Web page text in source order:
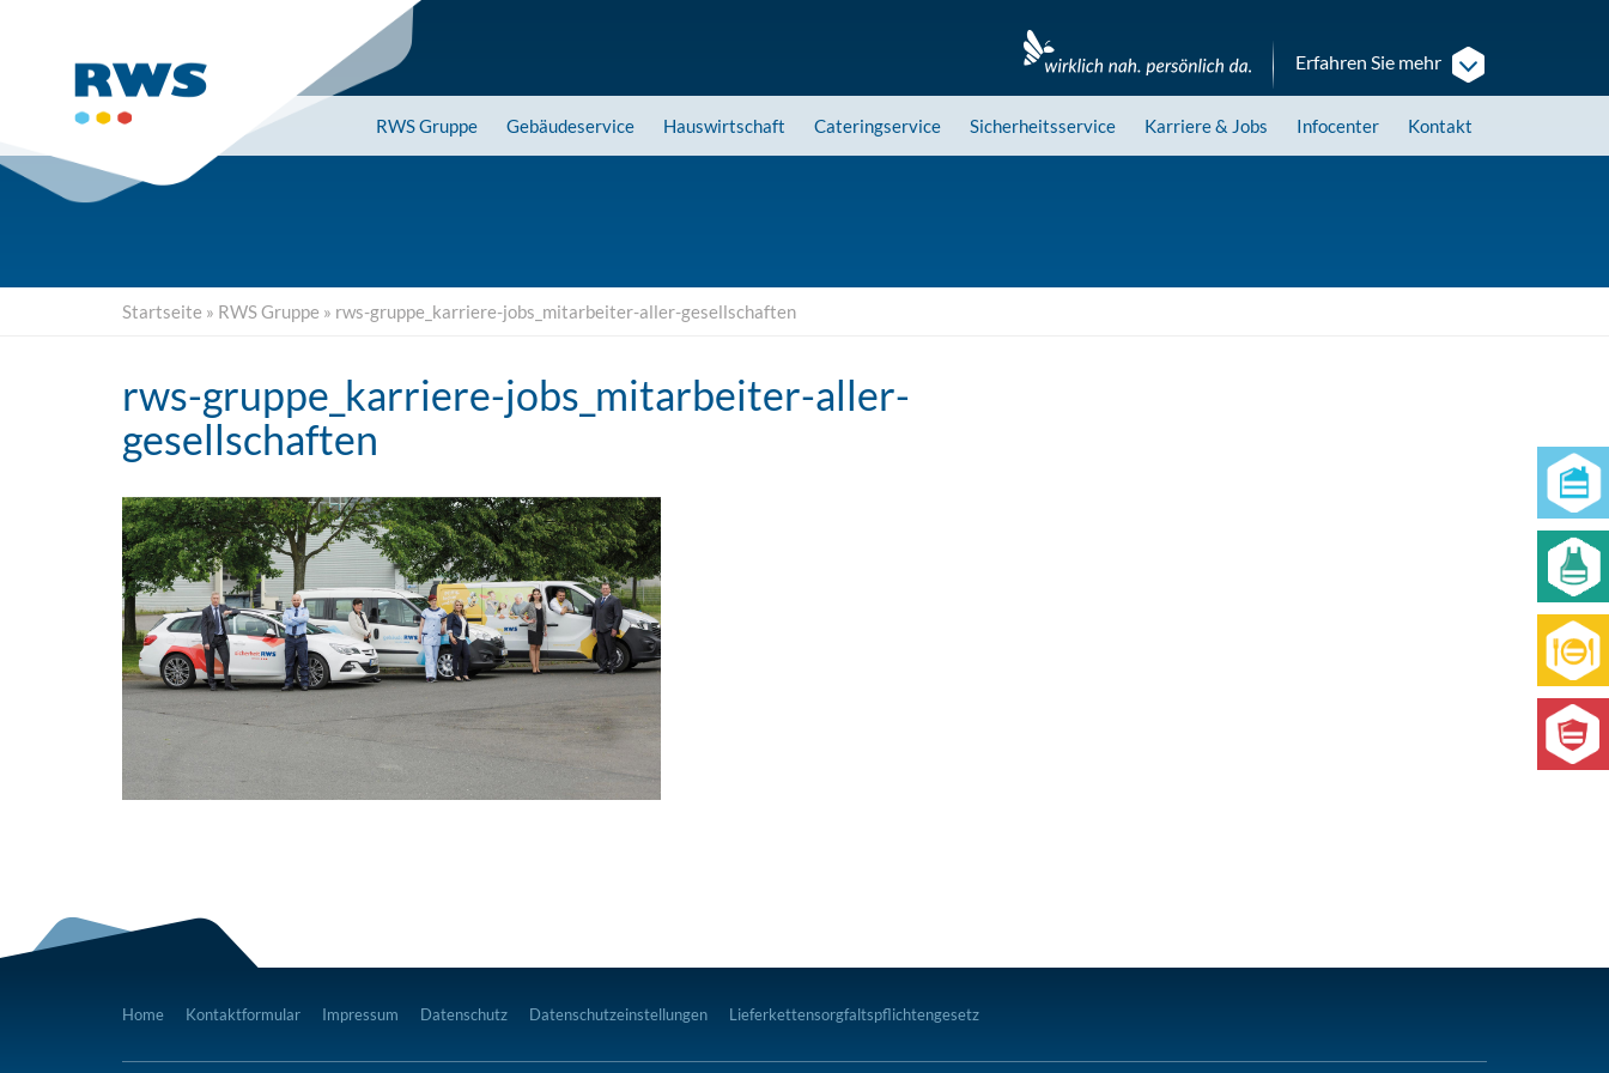
Erfahren Sie mehr
RWSGruppe Gebäudeservice Hauswirtschaft Cateringservice Sicherheitsservice Karriere& Jobs Infocenter Kontakt
Startseite » RWS Gruppe » rws-gruppe_karriere-jobs_mitarbeiter-aller-gesellschaften
rws-gruppe_karriere-jobs_mitarbeiter-aller-
gesellschaften
Home Kontaktformular Impressum Datenschutz Datenschutzeinstellungen Lieferkettensorgfaltspflichtengesetz